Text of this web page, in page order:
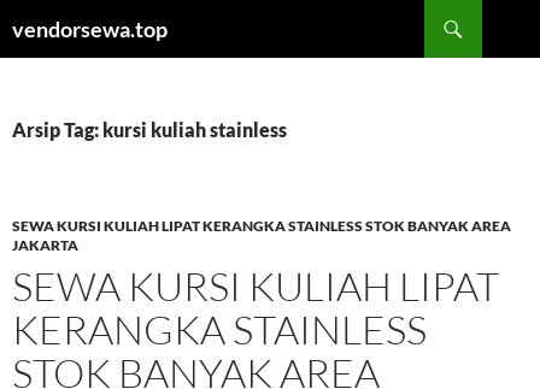
kevendorsewa.top
Arsip Tag: kursi kuliah stainless
SEWA KURSI KULIAH LIPAT KERANGKA STAINLESS STOK BANYAK AREA
JAKARTA
SEWA KURSI KULIAH LIPAT
KERANGKA STAINLESS
STOK BANYAK AREA